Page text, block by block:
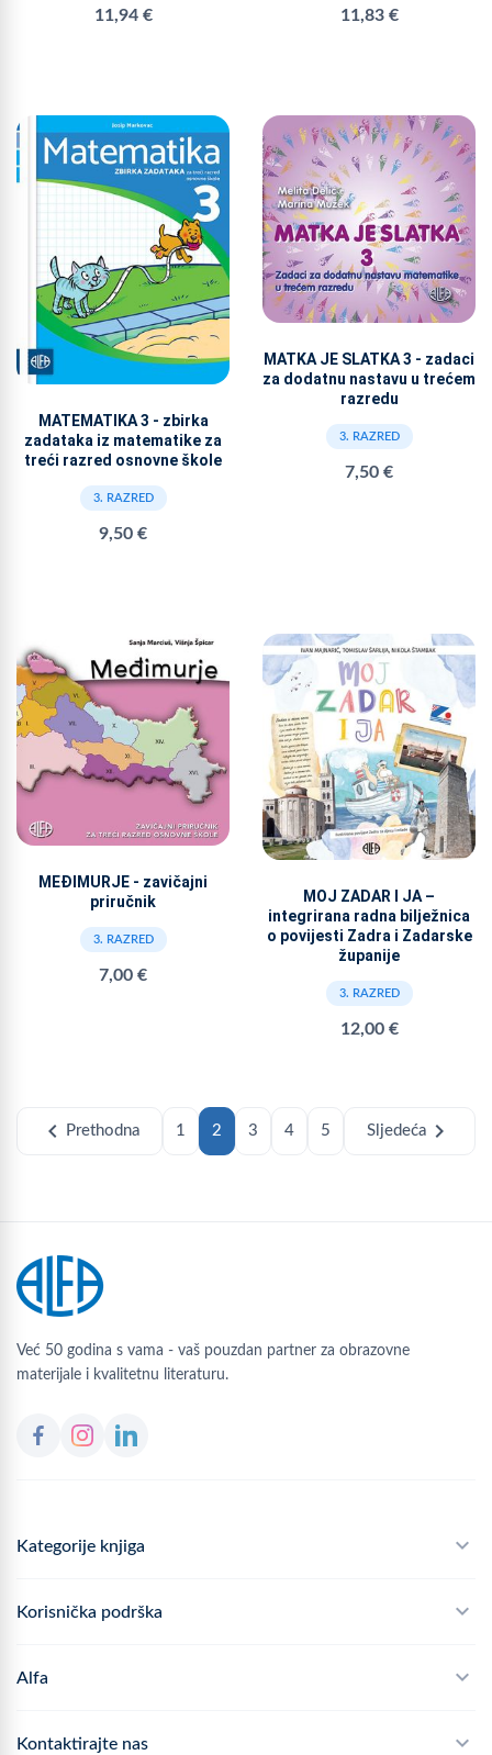
11,94 € 11,83 €
MATEMATIKA 3 - zbirka
zadataka iz matematike za
treći razred osnovne škole
3. RAZRED
9,50 €
MATKA JE SLATKA 3 - zadaci
za dodatnu nastavu u trećem
razredu
3. RAZRED
7,50 €
MEĐIMURJE - zavičajni
priručnik
3. RAZRED
7,00 €
MOJ ZADAR I JA –
integrirana radna bilježnica
o povijesti Zadra i Zadarske
županije
3. RAZRED
12,00 €
chevron_left Prethodna 1 2 3 4 5 Sljedeća chevron_right
Već 50 godina s vama - vaš pouzdan partner za obrazovne
materijale i kvalitetnu literaturu.
Kategorije knjiga
Školski program
Korisnička podrška
Često postavljana pitanja
Alfa
Politika privatnosti
Kontaktirajte nas